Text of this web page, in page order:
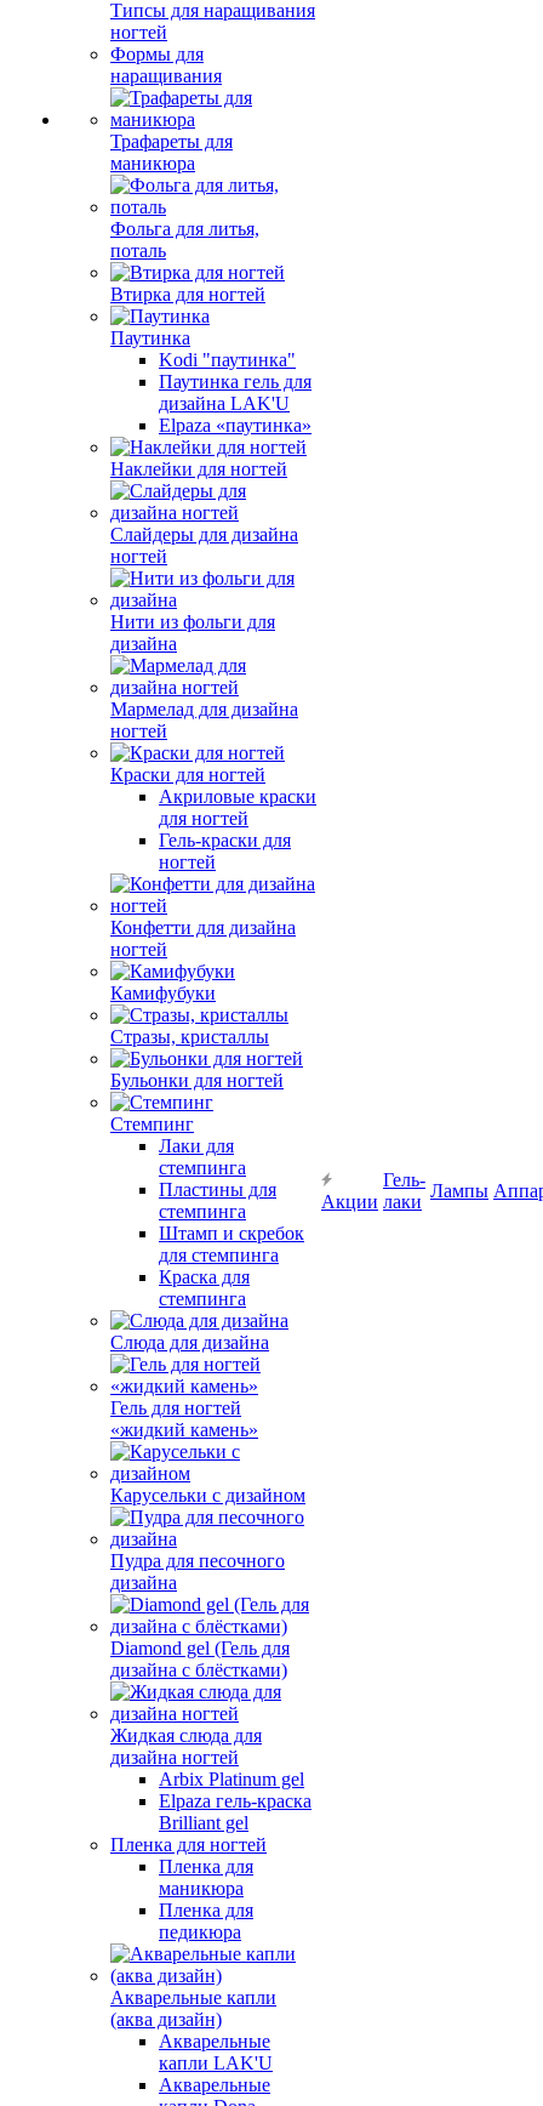
Типсы для наращивания
ногтей
Формы для
наращивания
Трафареты для
маникюра
Фольга для литья,
поталь
Втирка для ногтей
Паутинка
Kodi "паутинка"
Паутинка гель для
дизайна LAK'U
Elpaza «паутинка»
Наклейки для ногтей
Слайдеры для дизайна
ногтей
Нити из фольги для
дизайна
Мармелад для дизайна
ногтей
Краски для ногтей
Акриловые краски
для ногтей
Гель-краски для
ногтей
Конфетти для дизайна
ногтей
Камифубуки
Стразы, кристаллы
Бульонки для ногтей
Стемпинг
Лаки для
стемпинга
Пластины для
стемпинга
Штамп и скребок
для стемпинга
Краска для
стемпинга
Слюда для дизайна
Гель для ногтей
«жидкий камень»
Карусельки с дизайном
Пудра для песочного
дизайна
Diamond gel (Гель для
дизайна с блёстками)
Жидкая слюда для
дизайна ногтей
Arbix Platinum gel
Elpaza гель-краска
Brilliant gel
Пленка для ногтей
Пленка для
маникюра
Пленка для
педикюра
Акварельные капли
(аква дизайн)
Акварельные
капли LAK'U
Акварельные
Акции
Гель-
лаки
Лампы